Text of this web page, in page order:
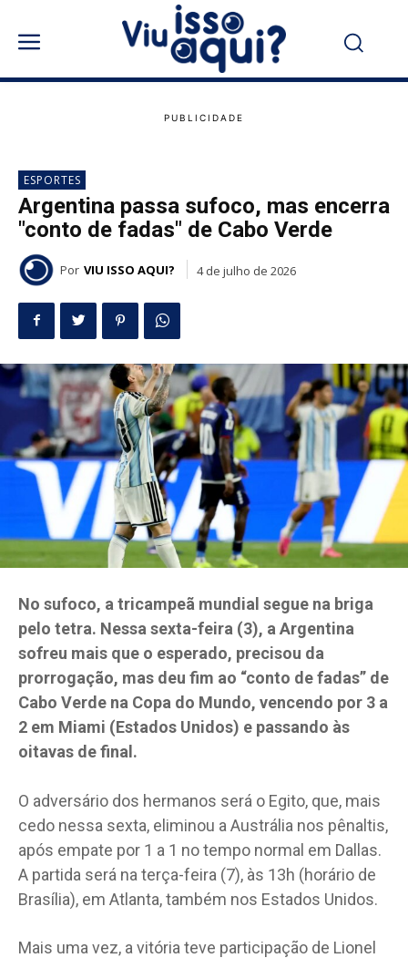
ESPORTES
Argentina passa sufoco, mas encerra
"conto de fadas" de Cabo Verde
Por VIU ISSO AQUI? 4 de julho de 2026
No sufoco, a tricampeã mundial segue na briga
pelo tetra. Nessa sexta-feira (3), a Argentina
sofreu mais que o esperado, precisou da
prorrogação, mas deu fim ao “conto de fadas” de
Cabo Verde na Copa do Mundo, vencendo por 3 a
2 em Miami (Estados Unidos) e passando às
oitavas de final.
O adversário dos hermanos será o Egito, que, mais
cedo nessa sexta, eliminou a Austrália nos pênaltis,
após empate por 1 a 1 no tempo normal em Dallas.
A partida será na terça-feira (7), às 13h (horário de
Brasília), em Atlanta, também nos Estados Unidos.
Mais uma vez, a vitória teve participação de Lionel